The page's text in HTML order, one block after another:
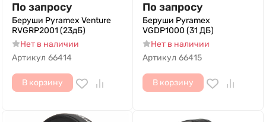
По запросу
Беруши Pyramex Venture
RVGRP2001 (23дБ)
Нет в наличии
Артикул 66414
В корзину
По запросу
Беруши Pyramex
VGDP1000 (31 ДБ)
Нет в наличии
Артикул 66415
В корзину